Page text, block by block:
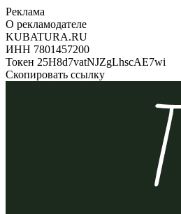
Реклама
О рекламодателе
KUBATURA.RU
ИНН 7801457200
Токен 25H8d7vatNJZgLhscAE7wi
Скопировать ссылку